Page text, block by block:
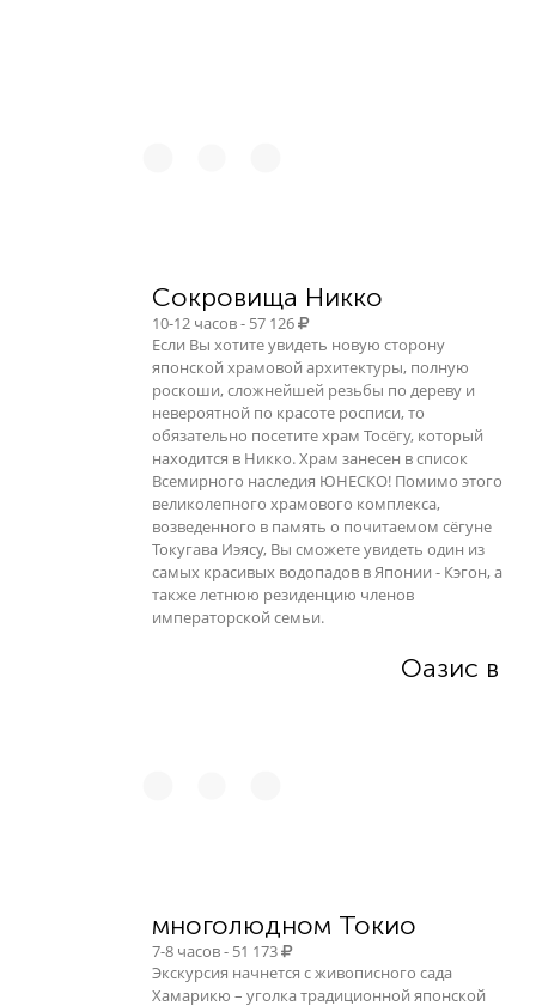
Сокровища Никко
10-12 часов - 57 126
Если Вы хотите увидеть новую сторону
японской храмовой архитектуры, полную
роскоши, сложнейшей резьбы по дереву и
невероятной по красоте росписи, то
обязательно посетите храм Тосёгу, который
находится в Никко. Храм занесен в список
Всемирного наследия ЮНЕСКО! Помимо этого
великолепного храмового комплекса,
возведенного в память о почитаемом сёгуне
Токугава Иэясу, Вы сможете увидеть один из
самых красивых водопадов в Японии - Кэгон, а
также летнюю резиденцию членов
императорской семьи.
Оазис в
многолюдном Токио
7-8 часов - 51 173
Экскурсия начнется с живописного сада
Хамарикю – уголка традиционной японской